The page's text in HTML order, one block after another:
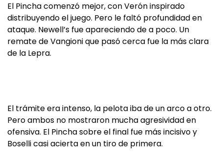
El Pincha comenzó mejor, con Verón inspirado
distribuyendo el juego. Pero le faltó profundidad en
ataque. Newell’s fue apareciendo de a poco. Un
remate de Vangioni que pasó cerca fue la más clara
de la Lepra.
El trámite era intenso, la pelota iba de un arco a otro.
Pero ambos no mostraron mucha agresividad en
ofensiva. El Pincha sobre el final fue más incisivo y
Boselli casi acierta en un tiro de primera.